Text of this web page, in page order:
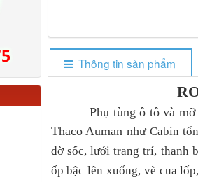
Thông tin sản phẩm
Phụ tùng ô tô và mỡ
Thaco Auman nhưCabin
đờ sốc, lưới trang trí, thanh
ốp bậc lên xuống, vè cua